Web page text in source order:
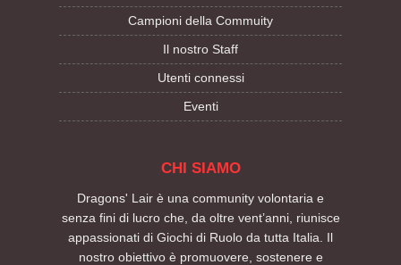
Campioni della Commuity
Il nostro Staff
Utenti connessi
Eventi
CHI SIAMO
Dragons' Lair è una community volontaria e
senza fini di lucro che, da oltre vent’anni, riunisce
appassionati di Giochi di Ruolo da tutta Italia. Il
nostro obiettivo è promuovere, sostenere e